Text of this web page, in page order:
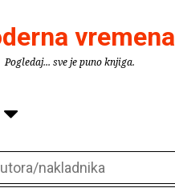
vremena
Pogledaj... sve je puno knjiga.